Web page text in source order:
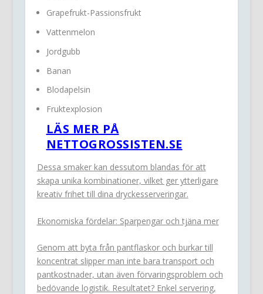
Grapefrukt-Passionsfrukt
Vattenmelon
Jordgubb
Banan
Blodapelsin
Fruktexplosion
LÄS MER PÅ
NETTOGROSSISTEN.SE
Dessa smaker kan dessutom blandas för att
skapa unika kombinationer, vilket ger ytterligare
kreativ frihet till dina dryckesserveringar.
Ekonomiska fördelar: Sparpengar och tjäna mer
Genom att byta från pantflaskor och burkar till
koncentrat slipper man inte bara transport och
pantkostnader, utan även förvaringsproblem och
bedövande logistik. Resultatet? Enkel servering,